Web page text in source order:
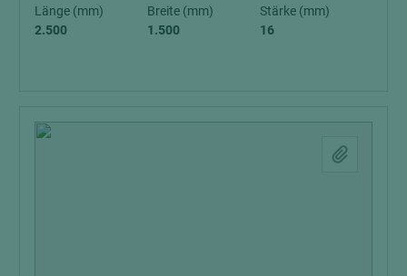
Länge (mm)
2.500
Breite (mm)
1.500
Stärke (mm)
16